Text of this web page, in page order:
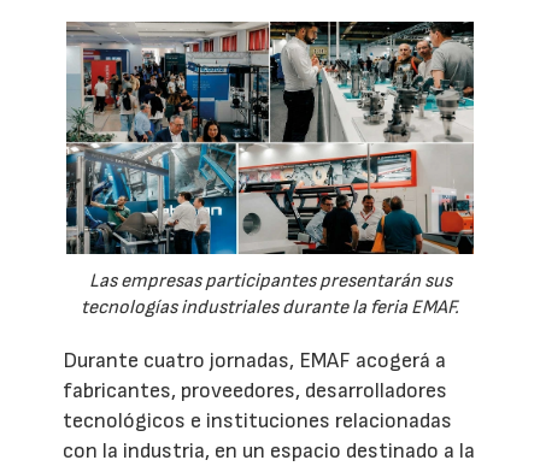
Las empresas participantes presentarán sus
tecnologías industriales durante la feria EMAF.
Durante cuatro jornadas, EMAF acogerá a
fabricantes, proveedores, desarrolladores
tecnológicos e instituciones relacionadas
con la industria, en un espacio destinado a la